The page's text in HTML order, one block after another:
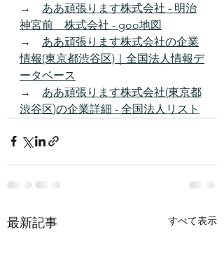
→ ああ頑張ります株式会社 - 明治
神宮前 _ 株式会社 - goo地図
→ ああ頑張ります株式会社の企業
情報(東京都渋谷区)｜全国法人情報デ
ータベース
→ ああ頑張ります株式会社(東京都
渋谷区)の企業詳細 - 全国法人リスト
最新記事 すべて表示